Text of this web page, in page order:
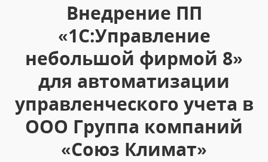
Внедрение ПП
«1С:Управление
небольшой фирмой 8»
для автоматизации
управленческого учета в
ООО Группа компаний
«Союз Климат»